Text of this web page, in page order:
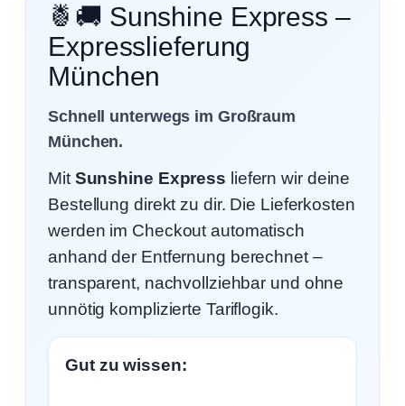
🍍🚚 Sunshine Express –
Expresslieferung
München
Schnell unterwegs im Großraum
München.
Mit Sunshine Express liefern wir deine
Bestellung direkt zu dir. Die Lieferkosten
werden im Checkout automatisch
anhand der Entfernung berechnet –
transparent, nachvollziehbar und ohne
unnötig komplizierte Tariflogik.
Gut zu wissen: